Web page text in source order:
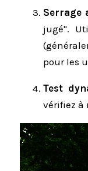
Serrage
jugé".
pour les
Test
vérifiez à